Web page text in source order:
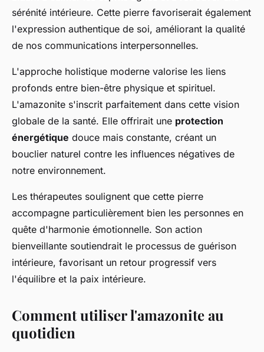
sérénité intérieure. Cette pierre favoriserait également
l'expression authentique de soi, améliorant la qualité
de nos communications interpersonnelles.
L'approche holistique moderne valorise les liens
profonds entre bien-être physique et spirituel.
L'amazonite s'inscrit parfaitement dans cette vision
globale de la santé. Elle offrirait une protection
énergétique douce mais constante, créant un
bouclier naturel contre les influences négatives de
notre environnement.
Les thérapeutes soulignent que cette pierre
accompagne particulièrement bien les personnes en
quête d'harmonie émotionnelle. Son action
bienveillante soutiendrait le processus de guérison
intérieure, favorisant un retour progressif vers
l'équilibre et la paix intérieure.
Comment utiliser l'amazonite au
quotidien